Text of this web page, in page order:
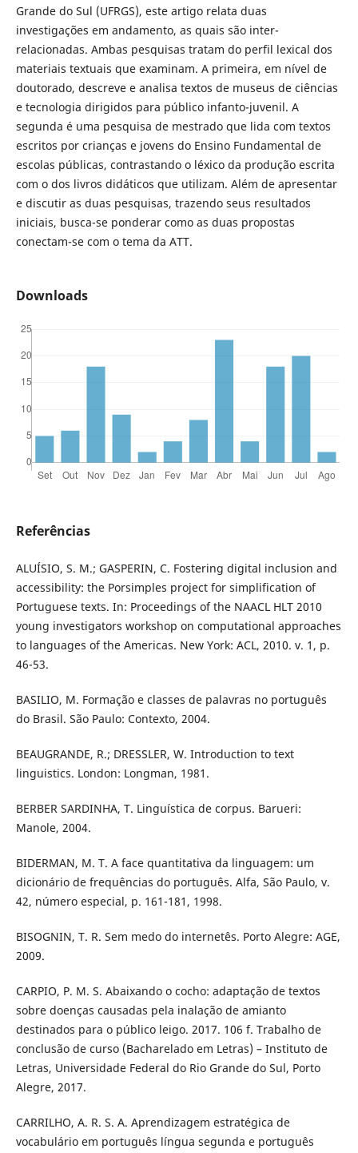
Grande do Sul (UFRGS), este artigo relata duas
investigações em andamento, as quais são inter-
relacionadas. Ambas pesquisas tratam do perfil lexical dos
materiais textuais que examinam. A primeira, em nível de
doutorado, descreve e analisa textos de museus de ciências
e tecnologia dirigidos para público infanto-juvenil. A
segunda é uma pesquisa de mestrado que lida com textos
escritos por crianças e jovens do Ensino Fundamental de
escolas públicas, contrastando o léxico da produção escrita
com o dos livros didáticos que utilizam. Além de apresentar
e discutir as duas pesquisas, trazendo seus resultados
iniciais, busca-se ponderar como as duas propostas
conectam-se com o tema da ATT.
Downloads
Referências
ALUÍSIO, S. M.; GASPERIN, C. Fostering digital inclusion and
accessibility: the Porsimples project for simplification of
Portuguese texts. In: Proceedings of the NAACL HLT 2010
young investigators workshop on computational approaches
to languages of the Americas. New York: ACL, 2010. v. 1, p.
46-53.
BASILIO, M. Formação e classes de palavras no português
do Brasil. São Paulo: Contexto, 2004.
BEAUGRANDE, R.; DRESSLER, W. Introduction to text
linguistics. London: Longman, 1981.
BERBER SARDINHA, T. Linguística de corpus. Barueri:
Manole, 2004.
BIDERMAN, M. T. A face quantitativa da linguagem: um
dicionário de frequências do português. Alfa, São Paulo, v.
42, número especial, p. 161-181, 1998.
BISOGNIN, T. R. Sem medo do internetês. Porto Alegre: AGE,
2009.
CARPIO, P. M. S. Abaixando o cocho: adaptação de textos
sobre doenças causadas pela inalação de amianto
destinados para o público leigo. 2017. 106 f. Trabalho de
conclusão de curso (Bacharelado em Letras) – Instituto de
Letras, Universidade Federal do Rio Grande do Sul, Porto
Alegre, 2017.
CARRILHO, A. R. S. A. Aprendizagem estratégica de
vocabulário em português língua segunda e português